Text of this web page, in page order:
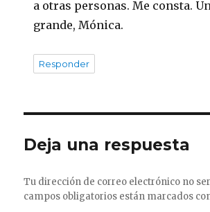
a otras personas. Me consta.
grande, Mónica.
Responder
Deja una respuesta
Tu dirección de correo electrónico no
campos obligatorios están marcados